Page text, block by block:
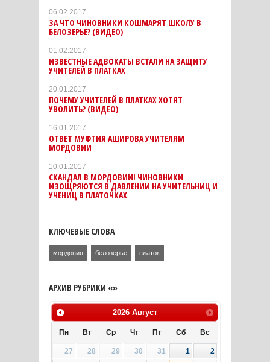
06.02.2017
ЗА ЧТО ЧИНОВНИКИ КОШМАРЯТ ШКОЛУ В
БЕЛОЗЕРЬЕ? (ВИДЕО)
01.02.2017
ИЗВЕСТНЫЕ АДВОКАТЫ ВСТАЛИ НА ЗАЩИТУ
УЧИТЕЛЕЙ В ПЛАТКАХ
20.01.2017
ПОЧЕМУ УЧИТЕЛЕЙ В ПЛАТКАХ ХОТЯТ
УВОЛИТЬ? (ВИДЕО)
16.01.2017
ОТВЕТ МУФТИЯ АШИРОВА УЧИТЕЛЯМ
МОРДОВИИ
10.01.2017
СКАНДАЛ В МОРДОВИИ! ЧИНОВНИКИ
ИЗОЩРЯЮТСЯ В ДАВЛЕНИИ НА УЧИТЕЛЬНИЦ И
УЧЕНИЦ В ПЛАТОЧКАХ
КЛЮЧЕВЫЕ СЛОВА
мордовия белозерье платок
АРХИВ РУБРИКИ «»
2026 Август
Пн Вт Ср Чт Пт Сб Вс
27 28 29 30 31 1
2